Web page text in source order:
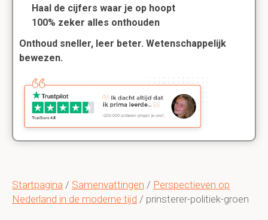
Startpagina / Samenvattingen / Perspectieven op
Nederland in de moderne tijd / prinsterer-politiek-groen
Haal de cijfers waar je op hoopt
100% zeker alles onthouden
Onthoud sneller, leer beter. Wetenschappelijk
bewezen.